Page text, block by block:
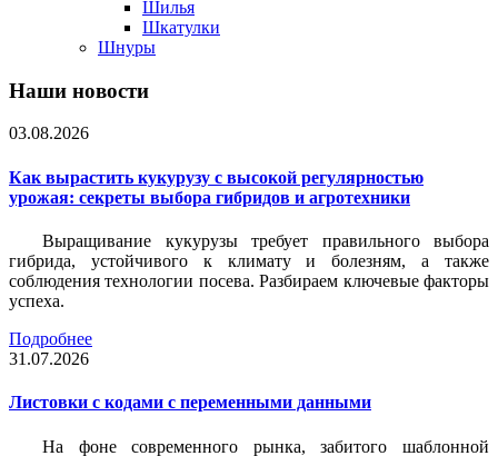
Шилья
Шкатулки
Шнуры
Наши новости
03.08.2026
Как вырастить кукурузу с высокой регулярностью
урожая: секреты выбора гибридов и агротехники
Выращивание кукурузы требует правильного выбора
гибрида, устойчивого к климату и болезням, а также
соблюдения технологии посева. Разбираем ключевые факторы
успеха.
Подробнее
31.07.2026
Листовки c кодами с переменными данными
На фоне современного рынка, забитого шаблонной